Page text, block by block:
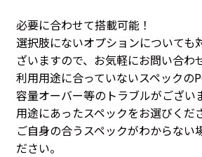
必要に合わせて搭載可能！
選択肢にないオプションについても
ざいますので、お気軽にお問い合わ
利用用途に合っていないスペックの
容量オーバー等のトラブルがござい
用途にあったスペックをお選びくだ
ご自身の合うスペックがわからない
ださい。